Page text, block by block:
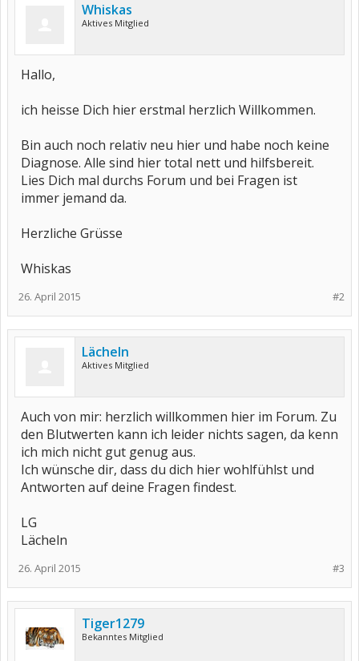
Whiskas
Aktives Mitglied
Hallo,
ich heisse Dich hier erstmal herzlich Willkommen.
Bin auch noch relativ neu hier und habe noch keine
Diagnose. Alle sind hier total nett und hilfsbereit.
Lies Dich mal durchs Forum und bei Fragen ist
immer jemand da.
Herzliche Grüsse
Whiskas
#2
26. April 2015
Lächeln
Aktives Mitglied
Auch von mir: herzlich willkommen hier im Forum. Zu
den Blutwerten kann ich leider nichts sagen, da kenn
ich mich nicht gut genug aus.
Ich wünsche dir, dass du dich hier wohlfühlst und
Antworten auf deine Fragen findest.
LG
Lächeln
#3
26. April 2015
Tiger1279
Bekanntes Mitglied